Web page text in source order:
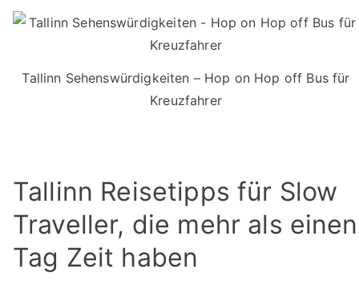
Tallinn Sehenswürdigkeiten – Hop on Hop off Bus für
Kreuzfahrer
Tallinn Reisetipps für Slow
Traveller, die mehr als einen
Tag Zeit haben